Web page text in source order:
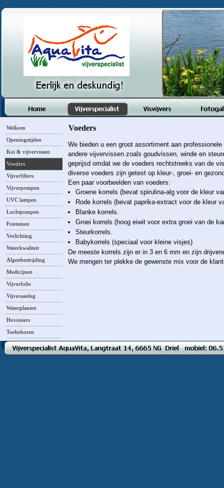
Welkom
Openingstijden
Koi & vijvervissen
Voeders
Vijverfilters
Vijverpompen
UVC lampen
Luchtpompen
Fonteinen
Verlichting
Waterkwaliteit
Algenbestrijding
Medicijnen
Vijverfolie
Vijveraanleg
Waterplanten
Hoveniers
Toebehoren
Voeders
We bieden u een groot assortiment aan
andere vijvervissen zoals goudvissen, winde en
geprijsd omdat we de voeders rechtstreeks van de
diverse voeders zijn getest op kleur-, groei- en
Een paar voorbeelden van voeders:
Groene korrels (bevat spirulina-alg voor de kleur
Rode korrels (bevat paprika-extract voor de kleur
Blanke korrels.
Groei korrels (hoog eiwit voor extra groei van de
Steurkorrels.
Babykorrels (speciaal voor kleine visjes)
De meeste korrels zijn er in 3 en 6 mm en zijn
We mengen ter plekke de gewenste mix voor de